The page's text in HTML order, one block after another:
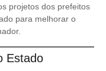
projetos dos prefeitos
para melhorar o
Estado